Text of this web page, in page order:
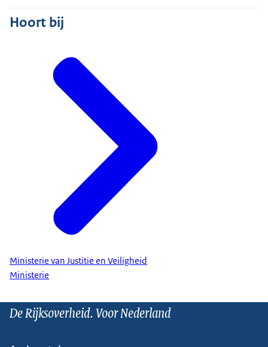
Hoort bij
Ministerie van Justitie en Veiligheid
Ministerie
De Rijksoverheid. Voor Nederland